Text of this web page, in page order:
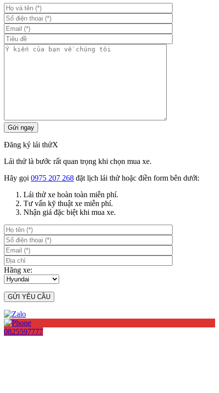
Đăng ký lái thửX
Lái thử là bước rất quan trọng khi chọn mua xe.
Hãy gọi 0975 207 268 đặt lịch lái thử hoặc điền form bên dưới:
Lái thử xe hoàn toàn miễn phí.
Tư vấn kỹ thuật xe miễn phí.
Nhận giá đặc biệt khi mua xe.
Hãng xe:
0825597777